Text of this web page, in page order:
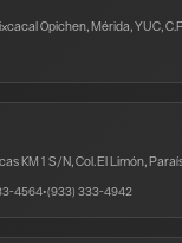
Opichen, Mérida, YUC,
KM 1 S/N, Col. El Limón,
4564•(933) 333-4942